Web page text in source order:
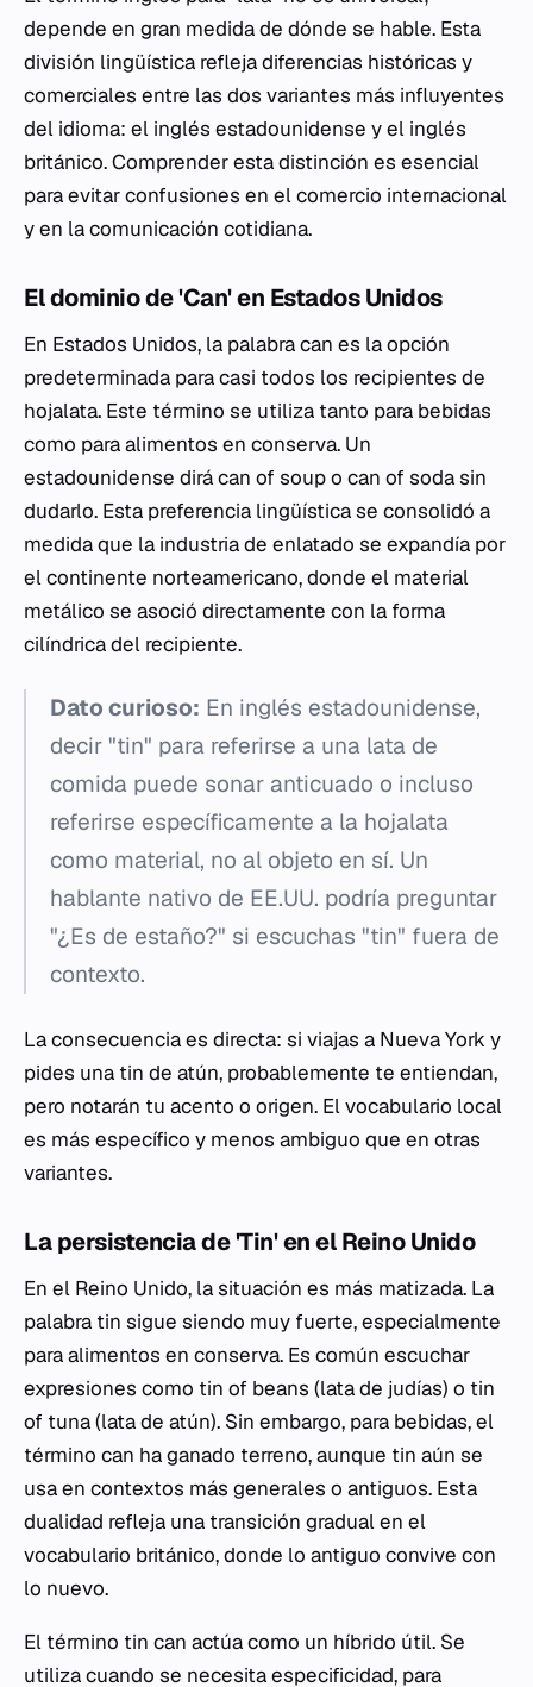
depende en gran medida de dónde se hable. Esta
división lingüística refleja diferencias históricas y
comerciales entre las dos variantes más influyentes
del idioma: el inglés estadounidense y el inglés
británico. Comprender esta distinción es esencial
para evitar confusiones en el comercio internacional
y en la comunicación cotidiana.
El dominio de 'Can' en Estados Unidos
En Estados Unidos, la palabracan es la opción
predeterminada para casi todos los recipientes de
hojalata. Este término se utiliza tanto para bebidas
como para alimentos en conserva. Un
estadounidense dirácan of soupo can of sodasin
dudarlo. Esta preferencia lingüística se consolidó a
medida que la industria de enlatado se expandía por
el continente norteamericano, donde el material
metálico se asoció directamente con la forma
cilíndrica del recipiente.
Dato curioso: En inglés estadounidense,
decir "tin" para referirse a una lata de
comida puede sonar anticuado o incluso
referirse específicamente a la hojalata
como material, no al objeto en sí. Un
hablante nativo de EE.UU. podría preguntar
"¿Es de estaño?" si escuchas "tin" fuera de
contexto.
La consecuencia es directa: si viajas a Nueva York y
pides una tin de atún, probablemente te entiendan,
pero notarán tu acento o origen. El vocabulario local
es más específico y menos ambiguo que en otras
variantes.
La persistencia de 'Tin' en el Reino Unido
En el Reino Unido, la situación es más matizada. La
palabra tin sigue siendo muy fuerte, especialmente
para alimentos en conserva. Es común escuchar
expresiones como tin of beans (lata de judías) o tin
of tuna(lata de atún). Sin embargo, para bebidas, el
término can ha ganado terreno, aunque tin aún se
usa en contextos más generales o antiguos. Esta
dualidad refleja una transición gradual en el
vocabulario británico, donde lo antiguo convive con
lo nuevo.
El término tin can actúa como un híbrido útil. Se
utiliza cuando se necesita especificidad, para